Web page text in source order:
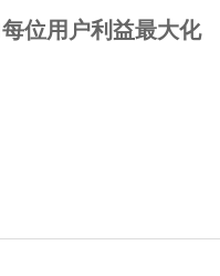
位用户利益最大化